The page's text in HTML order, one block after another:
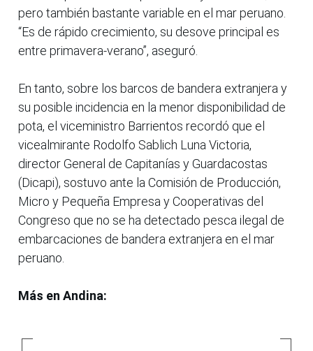
pero también bastante variable en el mar peruano.
“Es de rápido crecimiento, su desove principal es
entre primavera-verano”, aseguró.
En tanto, sobre los barcos de bandera extranjera y
su posible incidencia en la menor disponibilidad de
pota, el viceministro Barrientos recordó que el
vicealmirante Rodolfo Sablich Luna Victoria,
director General de Capitanías y Guardacostas
(Dicapi), sostuvo ante la Comisión de Producción,
Micro y Pequeña Empresa y Cooperativas del
Congreso que no se ha detectado pesca ilegal de
embarcaciones de bandera extranjera en el mar
peruano.
Más en Andina: